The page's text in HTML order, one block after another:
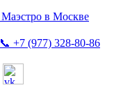
📞 +7 (977) 328-80-86